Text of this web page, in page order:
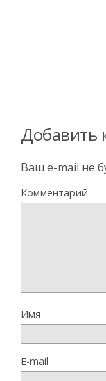
Добавить
Ваш e-mail не
Комментарий
Имя
E-mail